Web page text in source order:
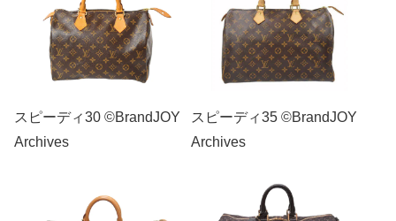
スピーディ30 ©BrandJOY
Archives
スピーディ35 ©BrandJOY
Archives